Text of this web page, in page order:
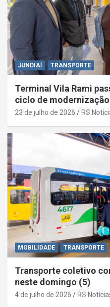
JUNDIAÍ TRANSPORTE
Terminal Vila Rami
ciclo de
23 de julho de 2026 RS
MOBILIDADE TRANSPORTE
Transporte coletivo
neste domingo (5)
4 de julho de 2026 RS